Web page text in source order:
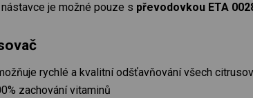
je možné pouze s převodovkou ETA
rychlé a kvalitní odšťavňování všech
zachování vitaminů